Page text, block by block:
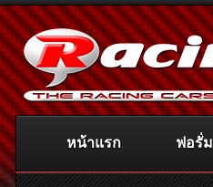
หน้าแรก ฟอรั่ม